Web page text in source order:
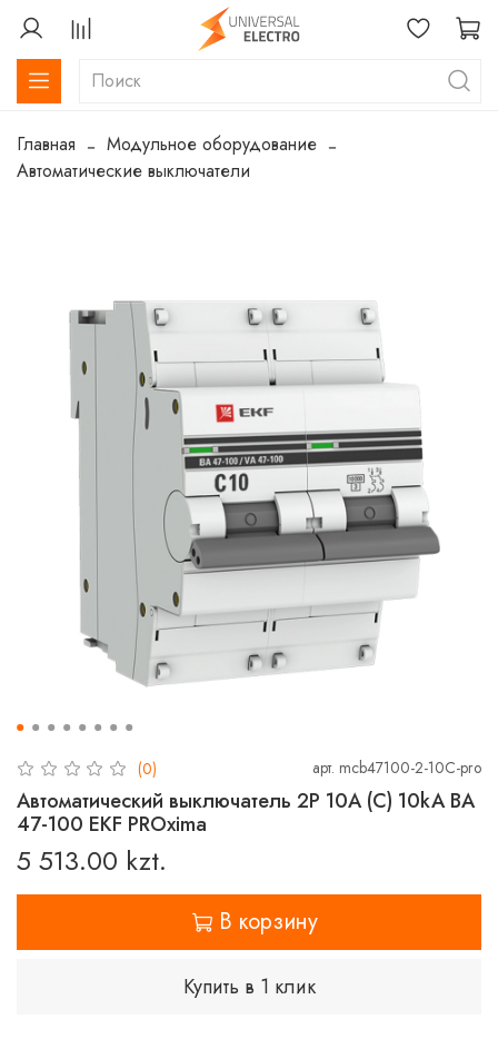
Главная
Модульное оборудование
Автоматические выключатели
(0) арт. mcb47100-2-10C-pro
Автоматический выключатель 2P 10А (C) 10kA ВА
47-100 EKF PROxima
5 513.00 kzt.
В корзину
Купить в 1 клик